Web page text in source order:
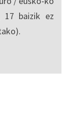
17 baizik ez